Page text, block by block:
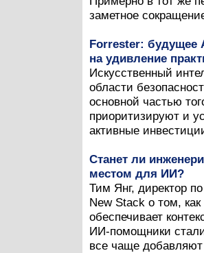
заметное
Forrester: будущее
на удивление
Искусственный
области
основной частью
приоритизируют и
активные
Станет ли
местом для ИИ?
Тим Янг, директор
New Stack о том,
обеспечивает
ИИ-помощники
все чаще